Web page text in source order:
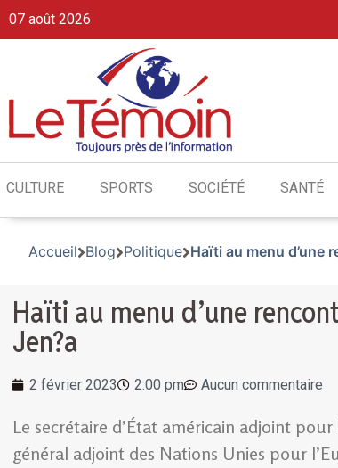
07 août 2026
CULTURE SPORTS SOCIÉTÉ SANTÉ
Accueil Blog Politique Haïti au menu d’une
Haïti au menu d’une
Jen?a
2 février 2023 2:00 pm Aucun commentaire
Le secrétaire d’État américain adjoint
général adjoint des Nations Unies pour